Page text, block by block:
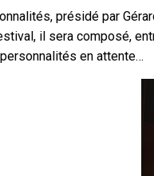
présidé par
il sera composé,
personnalités en attente…